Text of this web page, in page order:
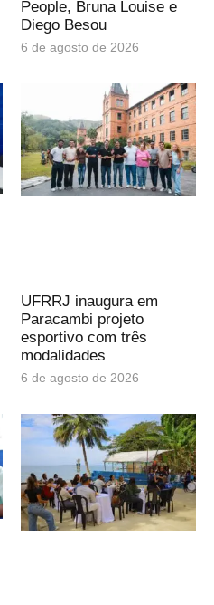
People, Bruna Louise e
Diego Besou
6 de agosto de 2026
UFRRJ inaugura em
Paracambi projeto
esportivo com três
modalidades
6 de agosto de 2026